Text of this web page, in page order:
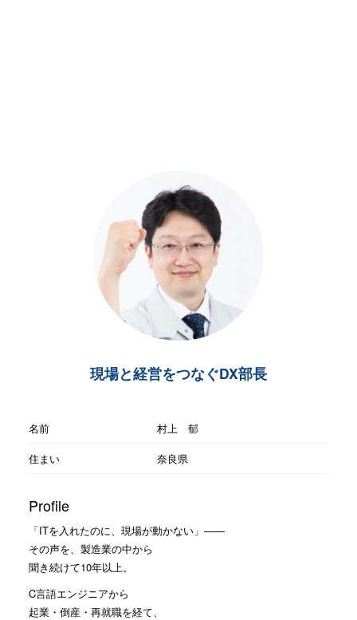
現場と経営をつなぐDX部長
名前
村上 郁
住まい
奈良県
Profile
「ITを入れたのに、現場が動かない」——
その声を、製造業の中から
聞き続けて10年以上。
C言語エンジニアから
起業・倒産・再就職を経て、